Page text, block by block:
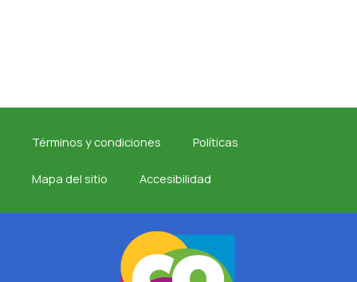
Términos y condiciones Políticas
Mapa del sitio Accesibilidad